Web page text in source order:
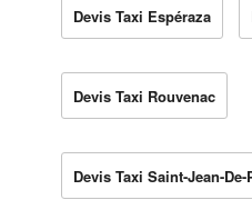
Devis Taxi Espéraza
Devis Taxi Rouvenac
Devis Taxi Saint-Jean-De-